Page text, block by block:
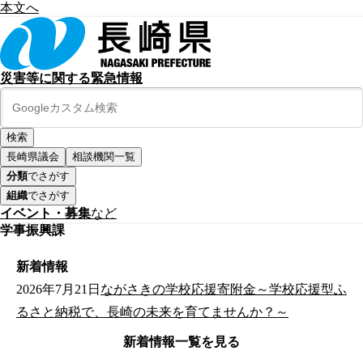
本文へ
災害等に関する緊急情報
長崎県議会
相談機関一覧
分類でさがす
組織でさがす
イベント・募集など
学事振興課
新着情報
2026年7月21日 ながさきの学校応援寄附金～学校応援型ふ
るさと納税で、長崎の未来を育てませんか？～
新着情報一覧を見る